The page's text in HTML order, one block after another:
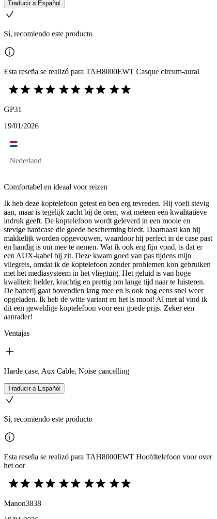
Traducir a Español
Sí, recomiendo este producto
Esta reseña se realizó para TAH8000EWT Casque circum-aural
GP31
19/01/2026
Nederland
Comfortabel en ideaal voor reizen
Ik heb deze koptelefoon getest en ben erg tevreden. Hij voelt stevig
aan, maar is tegelijk zacht bij de oren, wat meteen een kwalitatieve
indruk geeft. De koptelefoon wordt geleverd in een mooie en
stevige hardcase die goede bescherming biedt. Daarnaast kan hij
makkelijk worden opgevouwen, waardoor hij perfect in de case past
en handig is om mee te nemen. Wat ik ook erg fijn vond, is dat er
een AUX-kabel bij zit. Deze kwam goed van pas tijdens mijn
vliegreis, omdat ik de koptelefoon zonder problemen kon gebruiken
met het mediasysteem in het vliegtuig. Het geluid is van hoge
kwaliteit: helder, krachtig en prettig om lange tijd naar te luisteren.
De batterij gaat bovendien lang mee en is ook nog eens snel weer
opgeladen. Ik heb de witte variant en het is mooi! Al met al vind ik
dit een geweldige koptelefoon voor een goede prijs. Zeker een
aanrader!
Ventajas
Harde case, Aux Cable, Noise cancelling
Traducir a Español
Sí, recomiendo este producto
Esta reseña se realizó para TAH8000EWT Hoofdtelefoon voor over
het oor
Manon3838